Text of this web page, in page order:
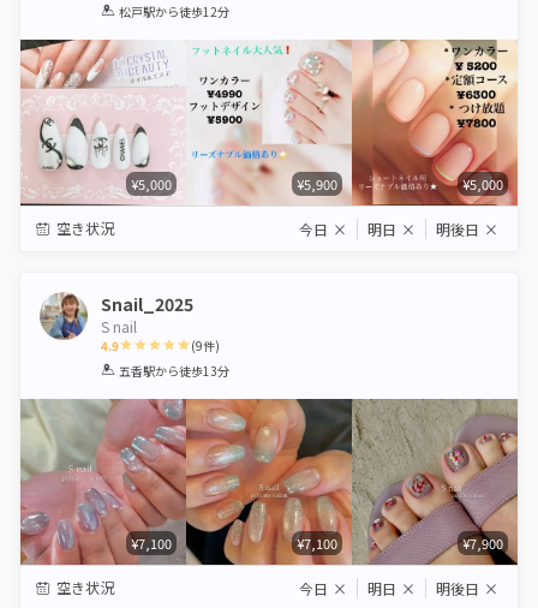
1 2 3 4 5
松戸駅から徒歩12分
¥5,000 ¥5,900 ¥5,000
空き状況 今日 × 明日 × 明後日 ×
Snail_2025
S nail
4.9
1 2 3 4 5
(9件)
五香駅から徒歩13分
¥7,100 ¥7,100 ¥7,900
空き状況 今日 × 明日 × 明後日 ×